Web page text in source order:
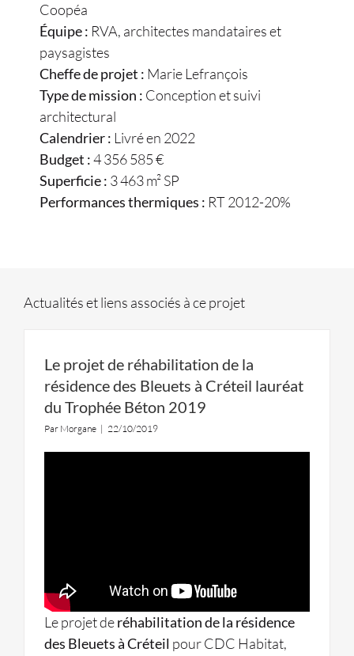
Coopéa
Équipe : RVA, architectes mandataires et
paysagistes
Cheffe de projet : Marie Lefrançois
Type de mission : Conception et suivi
architectural
Calendrier : Livré en 2022
Budget :4 356 585 €
Superficie : 3 463 m² SP
Performances thermiques : RT 2012-20%
Actualités et liens associés à ce projet
Le projet de réhabilitation de la
résidence des Bleuets à Créteil lauréat
du Trophée Béton 2019
Par Morgane | 22/10/2019
Le projet deréhabilitation de la résidence
des Bleuets à Créteil pour CDC Habitat,